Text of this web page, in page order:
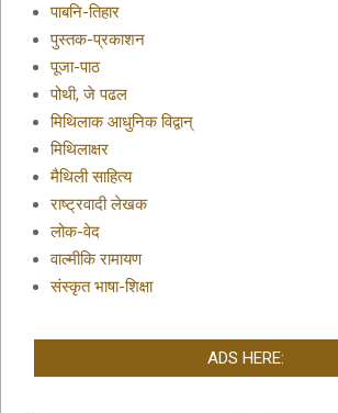
पाबनि-तिहार
पुस्तक-प्रकाशन
पूजा-पाठ
पोथी, जे पढल
मिथिलाक आधुनिक विद्वान्
मिथिलाक्षर
मैथिली साहित्य
राष्ट्रवादी लेखक
लोक-वेद
वाल्मीकि रामायण
संस्कृत भाषा-शिक्षा
ADS HERE: